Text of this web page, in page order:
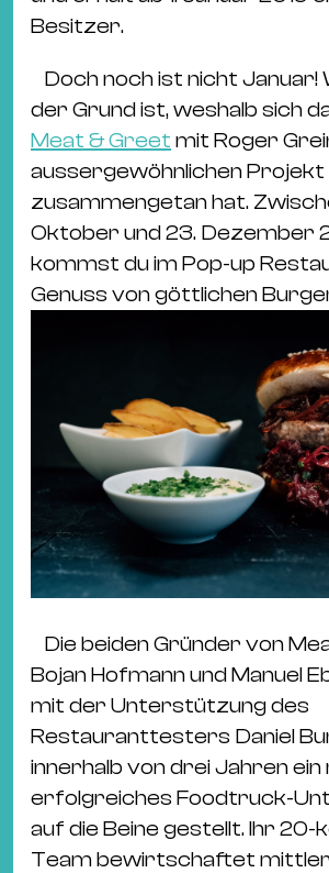
Besitzer.
Doch noch ist nicht Januar!
der Grund ist, weshalb sich
Meat & Greet mit Roger
aussergewöhnlichen Projekt
zusammengetan hat.
Oktober und 23. Dezember
kommst du im Pop-up
Genuss von göttlichen
Die beiden Gründer von
Bojan Hofmann und Manuel
mit der Unterstützung des
Restauranttesters Daniel
innerhalb von drei Jahren
erfolgreiches Foodtruck-
auf die Beine gestellt. Ihr 20-
Team bewirtschaftet